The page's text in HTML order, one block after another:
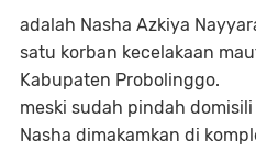
adalah Nasha Azkiya
satu korban kecelakaan
Kabupaten Probolinggo.
meski sudah pindah
Nasha dimakamkan di